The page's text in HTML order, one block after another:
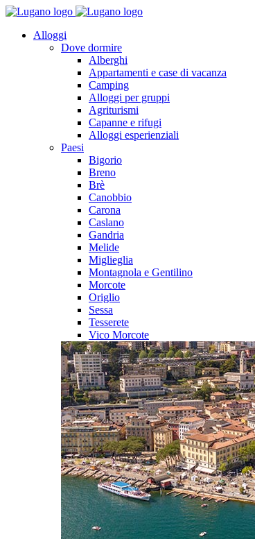
Alloggi
Dove dormire
Alberghi
Appartamenti e case di vacanza
Camping
Alloggi per gruppi
Agriturismi
Capanne e rifugi
Alloggi esperienziali
Paesi
Bigorio
Breno
Brè
Canobbio
Carona
Caslano
Gandria
Melide
Miglieglia
Montagnola e Gentilino
Morcote
Origlio
Sessa
Tesserete
Vico Morcote